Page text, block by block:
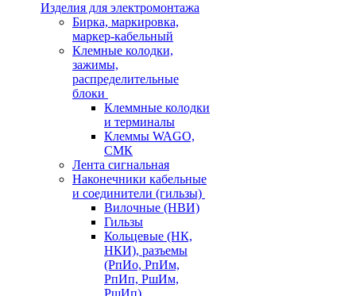
Изделия для электромонтажа
Бирка, маркировка,
маркер-кабельный
Клемные колодки,
зажимы,
распределительные
блоки
Клеммные колодки
и терминалы
Клеммы WAGO,
СМК
Лента сигнальная
Наконечники кабельные
и соединители (гильзы)
Вилочные (НВИ)
Гильзы
Кольцевые (НК,
НКИ), разъемы
(РпИо, РпИм,
РпИп, РшИм,
РшИп)